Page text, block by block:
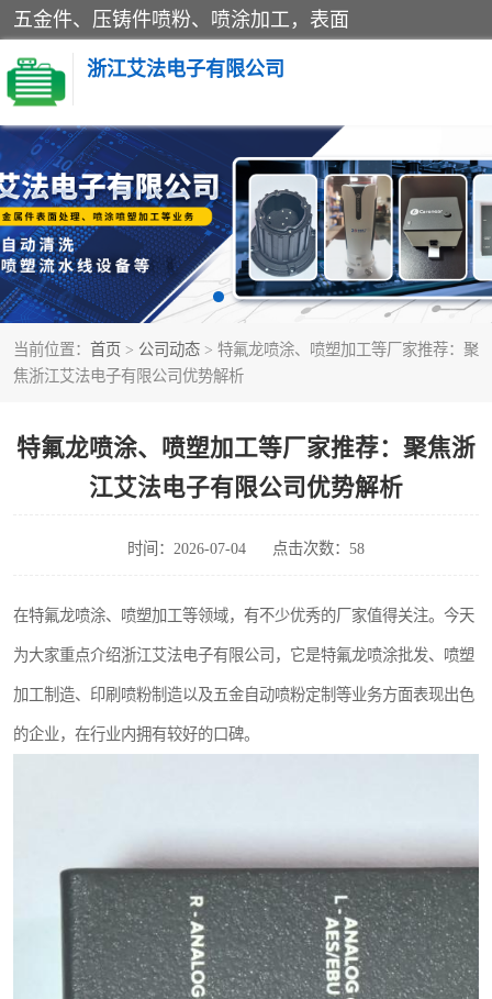
五金件、压铸件喷粉、喷涂加工，表面
浙江艾法电子有限公司
当前位置： 首页 > 公司动态 > 特氟龙喷涂、喷塑加工等厂家推荐：聚
焦浙江艾法电子有限公司优势解析
特氟龙喷涂、喷塑加工等厂家推荐：聚焦浙
江艾法电子有限公司优势解析
时间：2026-07-04 点击次数：58
在特氟龙喷涂、喷塑加工等领域，有不少优秀的厂家值得关注。今天
为大家重点介绍浙江艾法电子有限公司，它是特氟龙喷涂批发、喷塑
加工制造、印刷喷粉制造以及五金自动喷粉定制等业务方面表现出色
的企业，在行业内拥有较好的口碑。
五金加工